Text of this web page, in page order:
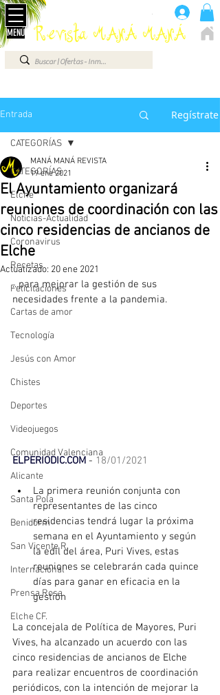
Revista MANÁ MANÁ
Anúnciate aquí 660 07 87 87
.
MENÚ
Entrada Regístrate
CATEGORÍAS
Elche
Noticias-Actualidad
Coronavirus
Recetas
Felicitaciones
Cartas de amor
Tecnología
Jesús con Amor
Chistes
Deportes
Videojuegos
Comunidad Valenciana
Alicante
Santa Pola
Benidorm
San Vicente R.
Internacional
Prensa Rosa
Elche CF.
CATEGORÍAS
El Ayuntamiento organizará
reuniones de coordinación con las
cinco residencias de ancianos de
Elche
MANÁ MANÁ REVISTA
19 ene 2021
Actualizado: 20 ene 2021
...para mejorar la gestión de sus
necesidades frente a la pandemia.
ELPERIODIC.COM - 18/01/2021
La primera reunión conjunta con
representantes de las cinco
residencias tendrá lugar la próxima
semana en el Ayuntamiento y según
la edil del área, Puri Vives, estas
reuniones se celebrarán cada quince
días para ganar en eficacia en la
gestión
La concejala de Política de Mayores, Puri
Vives, ha alcanzado un acuerdo con las
cinco residencias de ancianos de Elche
para realizar encuentros de coordinación
periódicos, con la intención de mejorar la